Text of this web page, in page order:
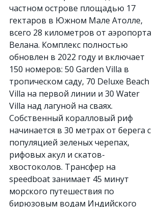
частном острове площадью 17
гектаров в Южном Мале Атолле,
всего 28 километров от аэропорта
Велана. Комплекс полностью
обновлен в 2022 году и включает
150 номеров: 50 Garden Villa в
тропическом саду, 70 Deluxe Beach
Villa на первой линии и 30 Water
Villa над лагуной на сваях.
Собственный коралловый риф
начинается в 30 метрах от берега с
популяцией зеленых черепах,
рифовых акул и скатов-
хвостоколов. Трансфер на
speedboat занимает 45 минут
морского путешествия по
бирюзовым водам Индийского